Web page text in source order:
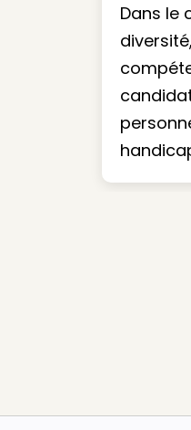
Dans le